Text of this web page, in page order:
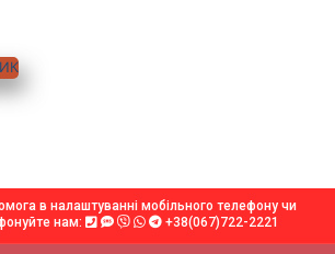
в налаштуванні мобільного телефону чи
нам:
+38(067)722-2221